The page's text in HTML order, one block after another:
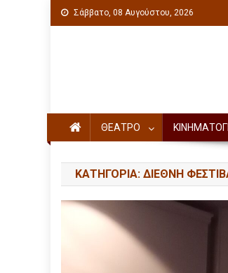
Σάββατο, 08 Αυγούστου, 2026
ΘΕΑΤΡΟ
ΚΑΤΗΓΟΡΊΑ: ΔΙΕΘΝΗ